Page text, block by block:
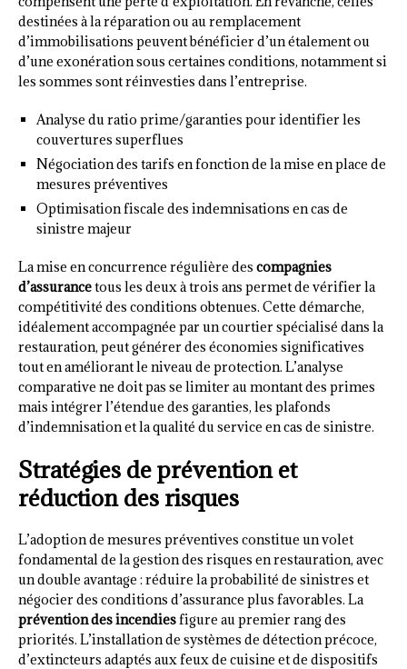
destinées à la réparation ou au remplacement
d’immobilisations peuvent bénéficier d’un étalement ou
d’une exonération sous certaines conditions, notamment si
les sommes sont réinvesties dans l’entreprise.
Analyse du ratio prime/garanties pour identifier les
couvertures superflues
Négociation des tarifs en fonction de la mise en place de
mesures préventives
Optimisation fiscale des indemnisations en cas de
sinistre majeur
La mise en concurrence régulière des compagnies
d’assurancetous les deux à trois ans permet de vérifier la
compétitivité des conditions obtenues. Cette démarche,
idéalement accompagnée par un courtier spécialisé dans la
restauration, peut générer des économies significatives
tout en améliorant le niveau de protection. L’analyse
comparative ne doit pas se limiter au montant des primes
mais intégrer l’étendue des garanties, les plafonds
d’indemnisation et la qualité du service en cas de sinistre.
Stratégies de prévention et
réduction des risques
L’adoption de mesures préventives constitue un volet
fondamental de la gestion des risques en restauration, avec
un double avantage : réduire la probabilité de sinistres et
négocier des conditions d’assurance plus favorables. La
prévention des incendiesfigure au premier rang des
priorités. L’installation de systèmes de détection précoce,
d’extincteurs adaptés aux feux de cuisine et de dispositifs